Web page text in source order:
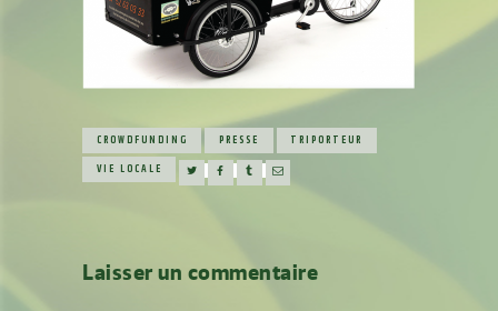
CROWDFUNDING PRESSE
TRIPORTEUR
VIE LOCALE
Laisser un commentaire